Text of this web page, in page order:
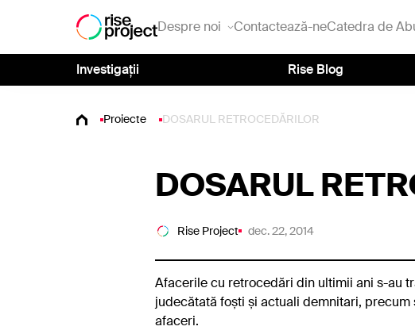
Despre noi Contactează-neCatedra de
Investigații Rise Blog
Proiecte DOSARUL RETROCEDĂRILOR
DOSARUL
Rise Project dec. 22, 2014
Afacerile cu retrocedări din ultimii ani s-au
judecătată foști și actuali demnitari,
afaceri.